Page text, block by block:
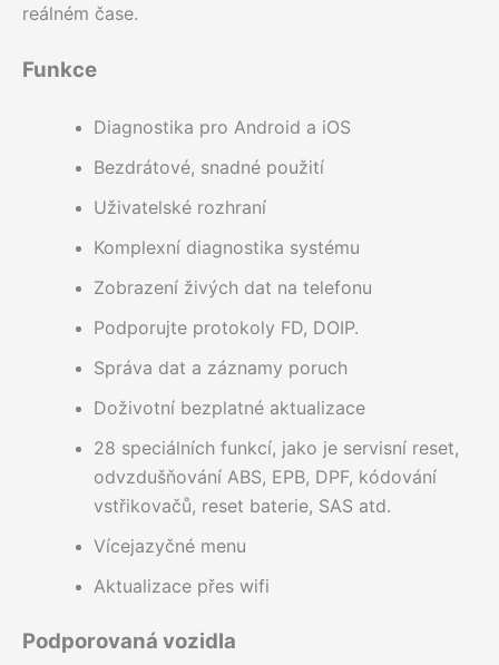
reálném čase.
Funkce
Diagnostika pro Android a iOS
Bezdrátové, snadné použití
Uživatelské rozhraní
Komplexní diagnostika systému
Zobrazení živých dat na telefonu
Podporujte protokoly FD, DOIP.
Správa dat a záznamy poruch
Doživotní bezplatné aktualizace
28 speciálních funkcí, jako je servisní reset,
odvzdušňování ABS, EPB, DPF, kódování
vstřikovačů, reset baterie, SAS atd.
Vícejazyčné menu
Aktualizace přes wifi
Podporovaná vozidla